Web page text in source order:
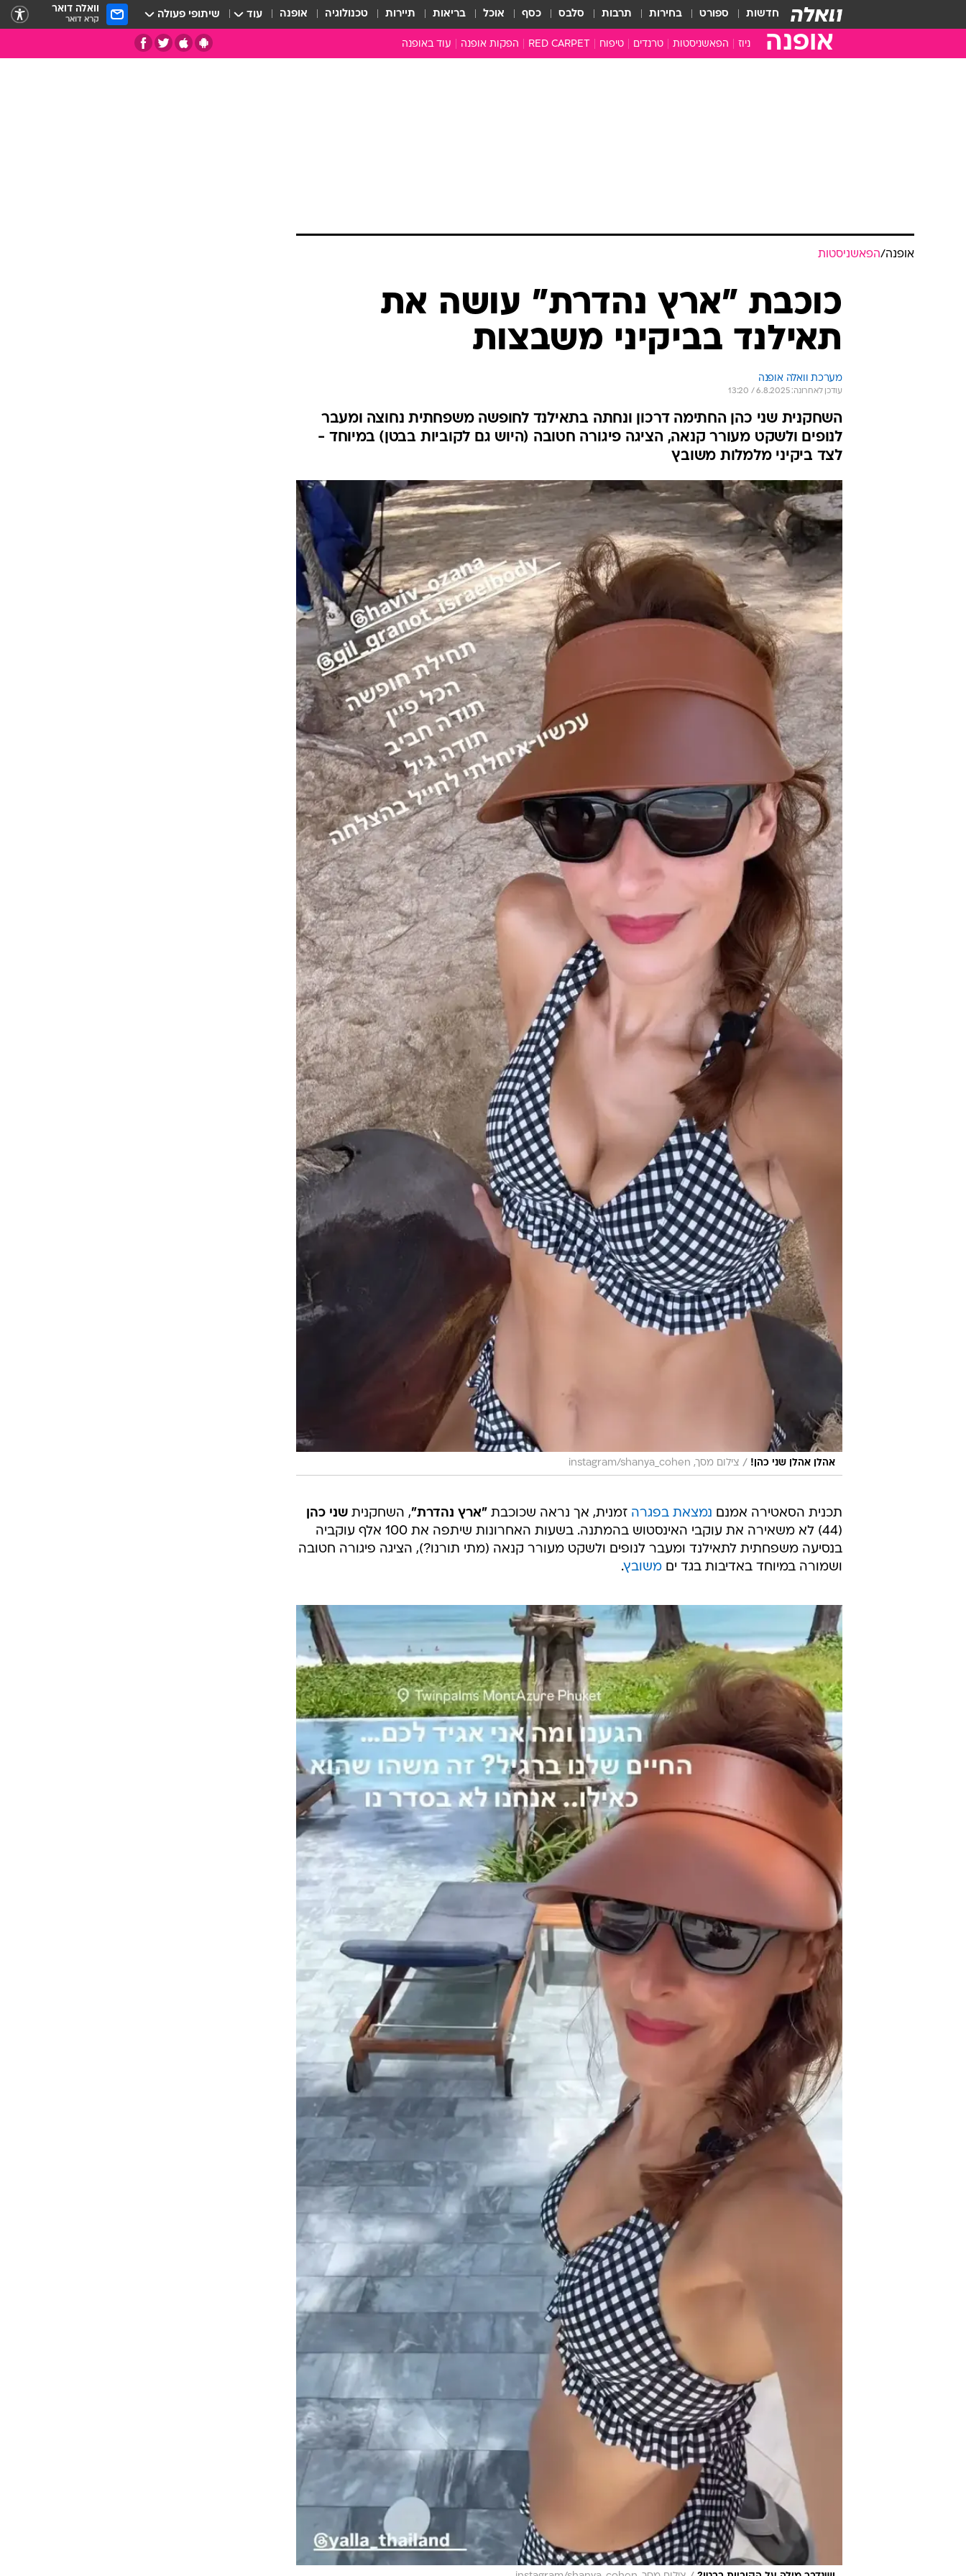
חדשות ספורט בחירות תרבות סלבס כסף אוכל בריאות תיירות טכנולוגיה אופנה עוד שיתופי פעולה וואלה דואר
קרא דואר
אופנה ניוז הפאשניסטות טרנדים טיפוח RED CARPET הפקות אופנה עוד באופנה
שמלות כלה
אג'נדה
אופנה/הפאשניסטות
כוכבת "ארץ נהדרת" עושה את
תאילנד בביקיני משבצות
מערכת וואלה אופנה
עודכן לאחרונה: 6.8.2025 / 13:20
השחקנית שני כהן החתימה דרכון ונחתה בתאילנד לחופשה משפחתית נחוצה ומעבר
לנופים ולשקט מעורר קנאה, הציגה פיגורה חטובה (היוש גם לקוביות בבטן) במיוחד -
לצד ביקיני מלמלות משובץ
אהלן אהלן שני כהן! / צילום מסך, instagram/shanya_cohen
תכנית הסאטירה אמנם נמצאת בפגרה זמנית, אך נראה שכוכבת "ארץ נהדרת", השחקנית שני כהן
(44) לא משאירה את עוקבי האינסטוש בהמתנה. בשעות האחרונות שיתפה את 100 אלף עוקביה
בנסיעה משפחתית לתאילנד ומעבר לנופים ולשקט מעורר קנאה (מתי תורנו?), הציגה פיגורה חטובה
ושמורה במיוחד באדיבות בגד ים משובץ.